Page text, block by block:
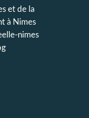
et de la
à Nimes
nimes